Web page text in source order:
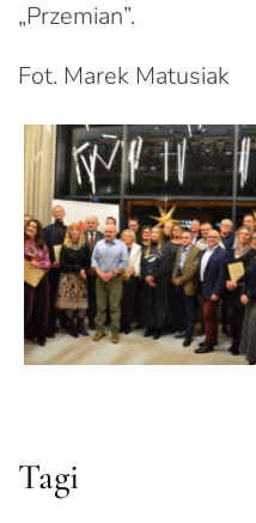
„Przemian”.
Fot. Marek Matusiak
Tagi